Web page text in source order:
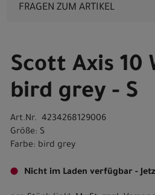
FRAGEN ZUM ARTIKEL
Scott Axis 10
bird grey - S
Art.Nr. 4234268129006
Größe: S
Farbe: bird grey
Nicht im Laden verfügbar -